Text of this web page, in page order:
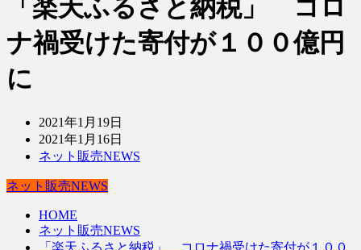
「楽天ふるさと納税」 コロ
ナ禍受けた寄付が１００億円
に
2021年1月19日
2021年1月16日
ネット販売NEWS
ネット販売NEWS
HOME
ネット販売NEWS
「楽天ふるさと納税」 コロナ禍受けた寄付が１００